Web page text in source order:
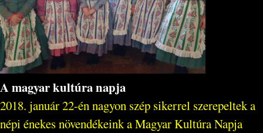
A magyar kultúra napja
2018. január 22-én nagyon szép sikerrel szerepeltek a
népi énekes növendékeink a Magyar Kultúra Napja